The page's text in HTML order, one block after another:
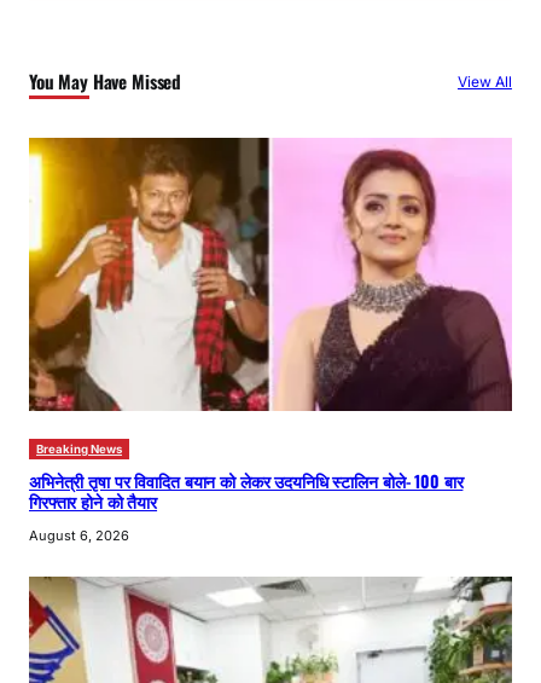
h
You May Have Missed View All
Breaking News
अभिनेत्री तृषा पर विवादित बयान को लेकर उदयनिधि स्टालिन बोले- 100 बार
गिरफ्तार होने को तैयार
August 6, 2026